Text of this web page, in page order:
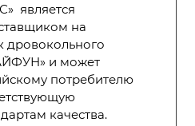
является
на
дровокольного
и может
потребителю
качества.